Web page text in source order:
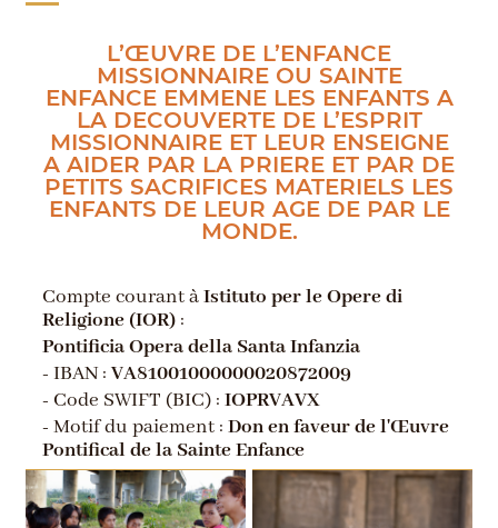
L’ŒUVRE DE L’ENFANCE
MISSIONNAIRE OU SAINTE
ENFANCE EMMENE LES ENFANTS A
LA DECOUVERTE DE L’ESPRIT
MISSIONNAIRE ET LEUR ENSEIGNE
A AIDER PAR LA PRIERE ET PAR DE
PETITS SACRIFICES MATERIELS LES
ENFANTS DE LEUR AGE DE PAR LE
MONDE.
Compte courant àIstituto per le Opere di
Religione (IOR) :
Pontificia Opera della Santa Infanzia
- IBAN : VA81001000000020872009
- Code SWIFT (BIC) : IOPRVAVX
- Motif du paiement : Don en faveur de l'Œuvre
Pontifical de la Sainte Enfance